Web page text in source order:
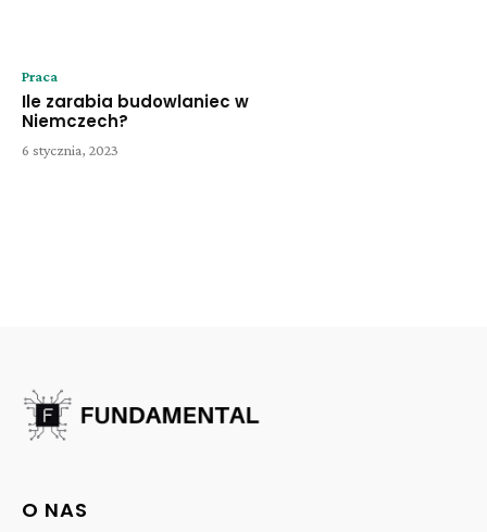
Praca
Ile zarabia budowlaniec w
Niemczech?
6 stycznia, 2023
O NAS